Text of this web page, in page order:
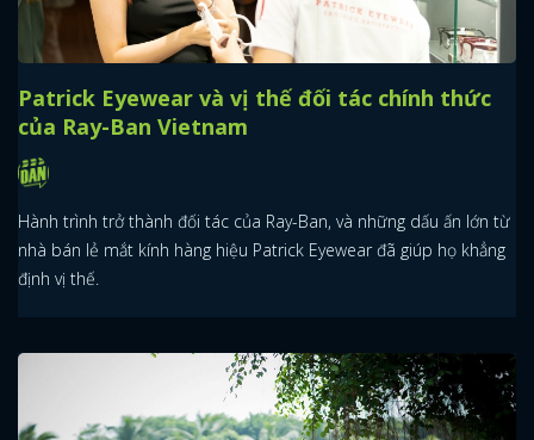
Patrick Eyewear và vị thế đối tác chính thức
của Ray-Ban Vietnam
Hành trình trở thành đối tác của Ray-Ban, và những dấu ấn lớn từ
nhà bán lẻ mắt kính hàng hiệu Patrick Eyewear đã giúp họ khẳng
định vị thế.